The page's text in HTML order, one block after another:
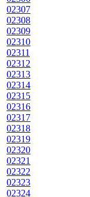
02307
02308
02309
02310
02311
02312
02313
02314
02315
02316
02317
02318
02319
02320
02321
02322
02323
02324